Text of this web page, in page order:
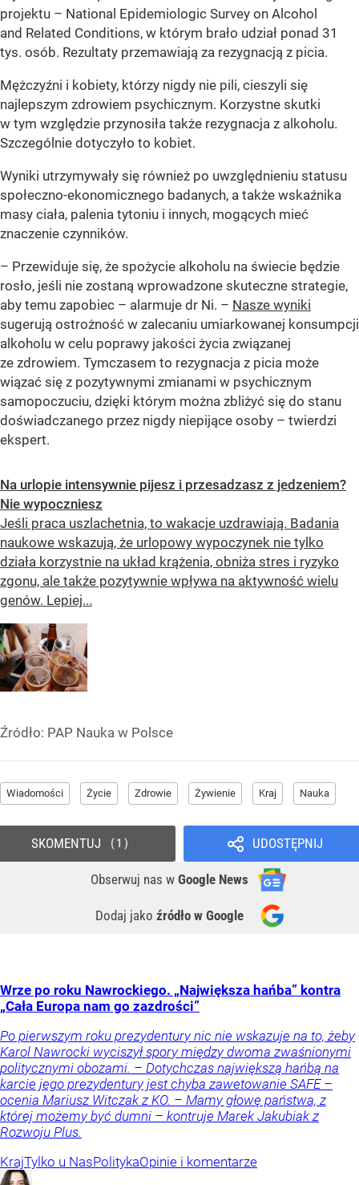
projektu – National Epidemiologic Survey on Alcohol
and Related Conditions, w którym brało udział ponad 31
tys. osób. Rezultaty przemawiają za rezygnacją z picia.
Mężczyźni i kobiety, którzy nigdy nie pili, cieszyli się
najlepszym zdrowiem psychicznym. Korzystne skutki
w tym względzie przynosiła także rezygnacja z alkoholu.
Szczególnie dotyczyło to kobiet.
Wyniki utrzymywały się również po uwzględnieniu statusu
społeczno-ekonomicznego badanych, a także wskaźnika
masy ciała, palenia tytoniu i innych, mogących mieć
znaczenie czynników.
– Przewiduje się, że spożycie alkoholu na świecie będzie
rosło, jeśli nie zostaną wprowadzone skuteczne strategie,
aby temu zapobiec – alarmuje dr Ni. – Nasze wyniki
sugerują ostrożność w zalecaniu umiarkowanej konsumpcji
alkoholu w celu poprawy jakości życia związanej
ze zdrowiem. Tymczasem to rezygnacja z picia może
wiązać się z pozytywnymi zmianami w psychicznym
samopoczuciu, dzięki którym można zbliżyć się do stanu
doświadczanego przez nigdy niepijące osoby – twierdzi
ekspert.
Na urlopie intensywnie pijesz i przesadzasz z jedzeniem?
Nie wypoczniesz
Jeśli praca uszlachetnia, to wakacje uzdrawiają. Badania
naukowe wskazują, że urlopowy wypoczynek nie tylko
działa korzystnie na układ krążenia, obniża stres i ryzyko
zgonu, ale także pozytywnie wpływa na aktywność wielu
genów. Lepiej...
Źródło: PAP Nauka w Polsce
Wiadomości Życie Zdrowie Żywienie Kraj Nauka
UDOSTĘPNIJ
Obserwuj nas w Google News
Dodaj jako źródło w Google
SKOMENTUJ 1
Wrze po roku Nawrockiego. „Największa hańba” kontra
„Cała Europa nam go zazdrości”
Po pierwszym roku prezydentury nic nie wskazuje na to, żeby
Karol Nawrocki wyciszył spory między dwoma zwaśnionymi
politycznymi obozami. – Dotychczas największą hańbą na
karcie jego prezydentury jest chyba zawetowanie SAFE –
ocenia Mariusz Witczak z KO. – Mamy głowę państwa, z
której możemy być dumni – kontruje Marek Jakubiak z
Rozwoju Plus.
KrajTylko u NasPolitykaOpinie i komentarze